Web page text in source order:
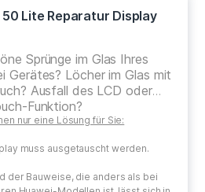
Lite Reparatur Display
Sprünge im Glas Ihres
Gerätes? Löcher im Glas mit
Ausfall des LCD oder
Funktion?
nur eine Lösung für Sie:
muss ausgetauscht werden.
der Bauweise, die anders als bei